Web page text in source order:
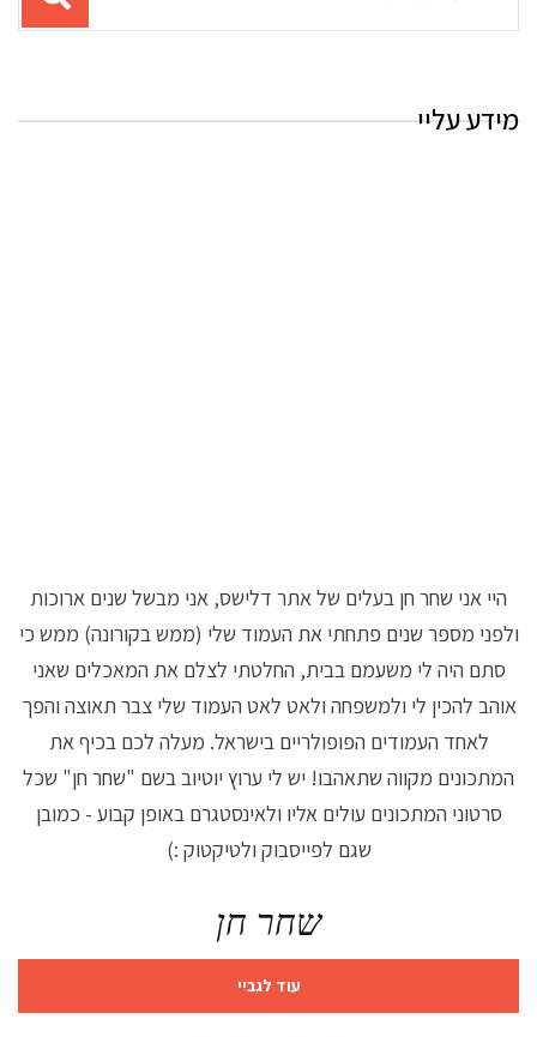
מידע עליי
היי אני שחר חן בעלים של אתר דלישס, אני מבשל שנים ארוכות
ולפני מספר שנים פתחתי את העמוד שלי (ממש בקורונה) ממש כי
סתם היה לי משעמם בבית, החלטתי לצלם את המאכלים שאני
אוהב להכין לי ולמשפחה ולאט לאט העמוד שלי צבר תאוצה והפך
לאחד העמודים הפופולריים בישראל. מעלה לכם בכיף את
המתכונים מקווה שתאהבו! יש לי ערוץ יוטיוב בשם "שחר חן" שכל
סרטוני המתכונים עולים אליו ולאינסטגרם באופן קבוע - כמובן
שגם לפייסבוק ולטיקטוק :)
שחר חן
עוד לגביי